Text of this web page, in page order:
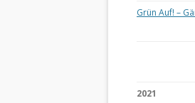
Grün Auf! –
2021